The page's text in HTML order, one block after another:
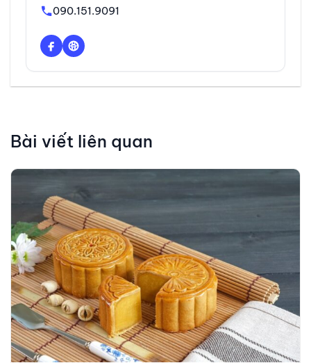
090.151.9091
Bài viết liên quan